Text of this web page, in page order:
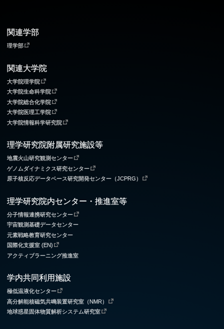
関連学部
理学部
関連大学院
大学院理学院
大学院生命科学院
大学院総合化学院
大学院医理工学院
大学院情報科学研究院
理学研究院附属研究施設等
地震火山研究観測センター
ゲノムダイナミクス研究センター
原子核反応データベース研究開発センター（JCPRG）
理学研究院内センター・推進室等
分子情報連携研究センター
宇宙観測基礎データセンター
元素戦略教育研究センター
国際化支援室 (EN)
アクティブラーニング推進室
学内共同利用施設
極低温液化センター
高分解能核磁気共鳴装置研究室（NMR）
地球惑星固体物質解析システム研究室